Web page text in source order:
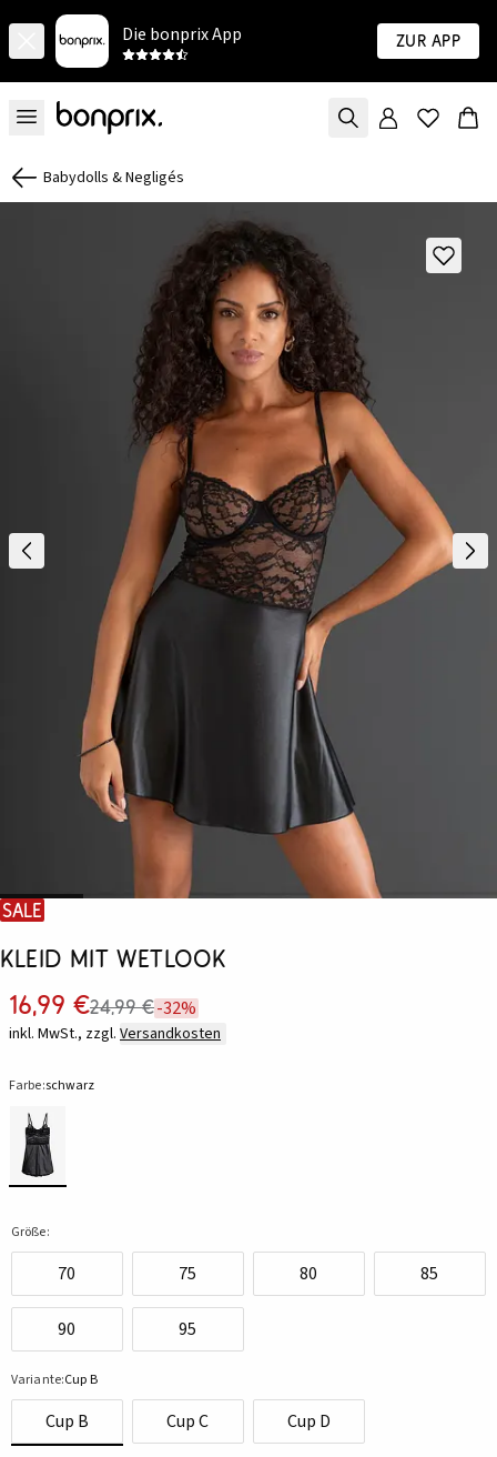
Die bonprix App Zur App
Babydolls & Negligés
SALE
Kleid mit Wetlook
16,99 €24,99 €-32%
inkl. MwSt., zzgl. Versandkosten
Farbe:schwarz
Größe:
70 75 80 85
90 95
Variante:Cup B
Cup B Cup C Cup D